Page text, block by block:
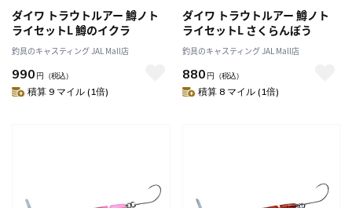
ダイワ トラウトルアー 鱒ノト
ライセットL 鱒のイクラ
釣具のキャスティング JAL Mall店
990 円 （税込）
積算 9 マイル (1倍)
ダイワ トラウトルアー 鱒ノト
ライセットL さくらんぼう
釣具のキャスティング JAL Mall店
880 円 （税込）
積算 8 マイル (1倍)